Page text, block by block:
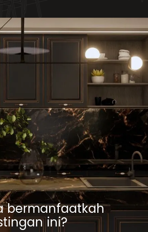
bermanfaatkah
ini?